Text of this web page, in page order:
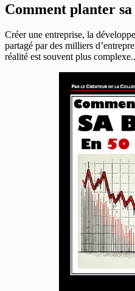
Comment planter sa
Créer une entreprise, la
partagé par des milliers
réalité est souvent plus